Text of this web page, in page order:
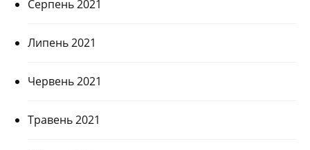
Серпень 2021
Липень 2021
Червень 2021
Травень 2021